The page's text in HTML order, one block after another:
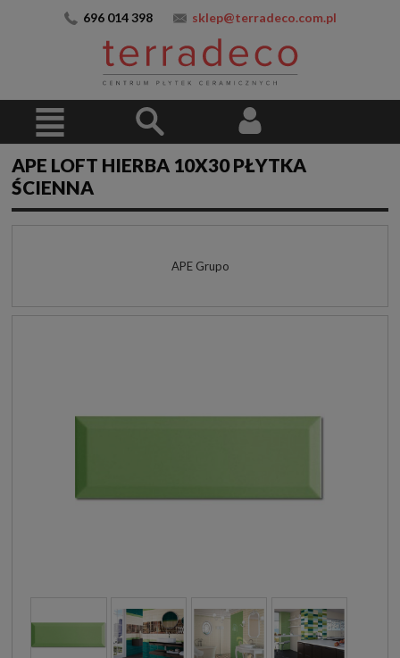
696 014 398 sklep@terradeco.com.pl
APE LOFT HIERBA 10X30 PŁYTKA
ŚCIENNA
APE Grupo